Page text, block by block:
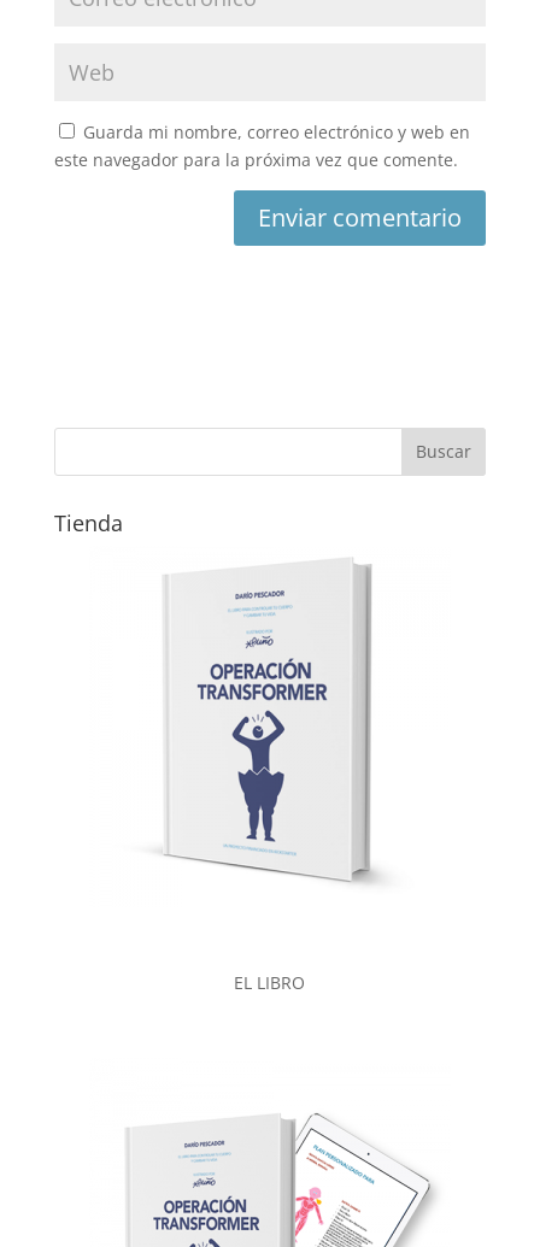
Guarda mi nombre, correo electrónico y web en
este navegador para la próxima vez que comente.
Tienda
EL LIBRO